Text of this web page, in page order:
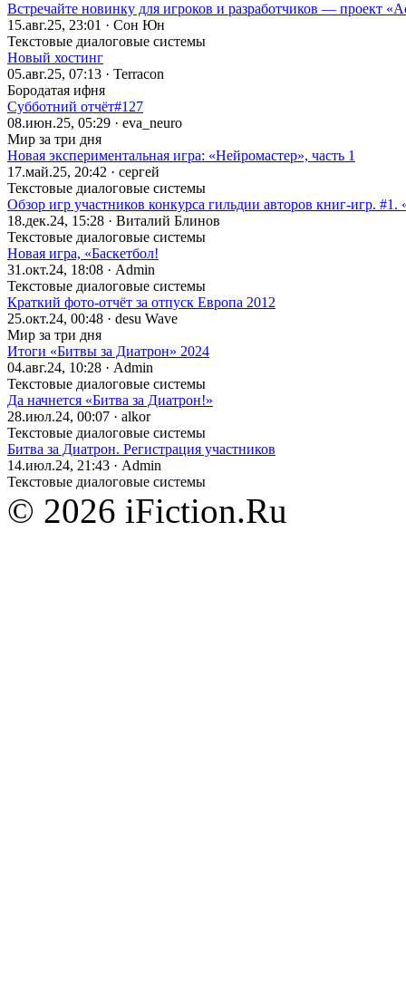
Встречайте новинку для игроков и разработчиков — проект
15.авг.25, 23:01 · Сон Юн
Текстовые диалоговые системы
Новый хостинг
05.авг.25, 07:13 · Terracon
Бородатая ифня
Субботний отчёт#127
08.июн.25, 05:29 · eva_neuro
Мир за три дня
Новая экспериментальная игра: «Нейромастер», часть 1
17.май.25, 20:42 · сергей
Текстовые диалоговые системы
Обзор игр участников конкурса гильдии авторов книг-игр. #1.
18.дек.24, 15:28 · Виталий Блинов
Текстовые диалоговые системы
Новая игра, «Баскетбол!
31.окт.24, 18:08 · Admin
Текстовые диалоговые системы
Краткий фото-отчёт за отпуск Европа 2012
25.окт.24, 00:48 · desu Wave
Мир за три дня
Итоги «Битвы за Диатрон» 2024
04.авг.24, 10:28 · Admin
Текстовые диалоговые системы
Да начнется «Битва за Диатрон!»
28.июл.24, 00:07 · alkor
Текстовые диалоговые системы
Битва за Диатрон. Регистрация участников
14.июл.24, 21:43 · Admin
Текстовые диалоговые системы
© 2026 iFiction.Ru